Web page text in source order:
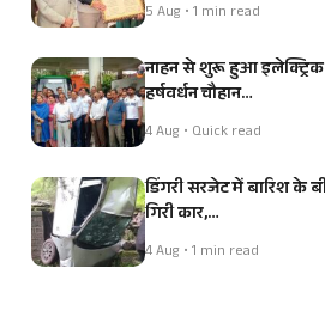
5 Aug • 1 min read
नाहन से शुरू हुआ इलेक्ट्रिक
हर्षवर्धन चौहान…
4 Aug • Quick read
डिंगरी सरजेट में बारिश के
गिरी कार,…
4 Aug • 1 min read